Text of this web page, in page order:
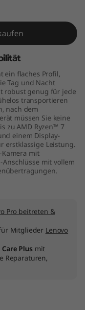
ein flaches Profil,
Tag und Nacht
robust genug für jede
transportieren
nach dem
müssen Sie keine
zu AMD Ryzen™ 7
einem Display-
erstklassige Leistung.
mit
mit vollem
Pro beitreten &
Mitglieder Lenovo
Plusmit
Reparaturen,